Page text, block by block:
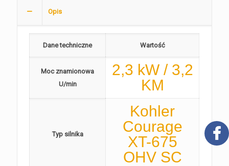
Opis
Dane techniczne Wartość
Moc znamionowa
U/min
2,3 kW / 3,2
KM
Typ silnika
Kohler
Courage
XT-675
OHV SC